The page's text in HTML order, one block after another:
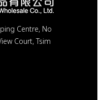
Centre, No
Court, Tsim